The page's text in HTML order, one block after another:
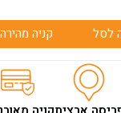
לסל קניה מהירה